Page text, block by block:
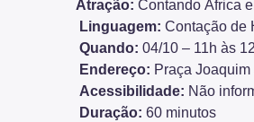
Atração: Contando África
Linguagem: Contação de
Quando: 04/10 – 11h às
Endereço: Praça
Acessibilidade: Não
Duração: 60 minutos